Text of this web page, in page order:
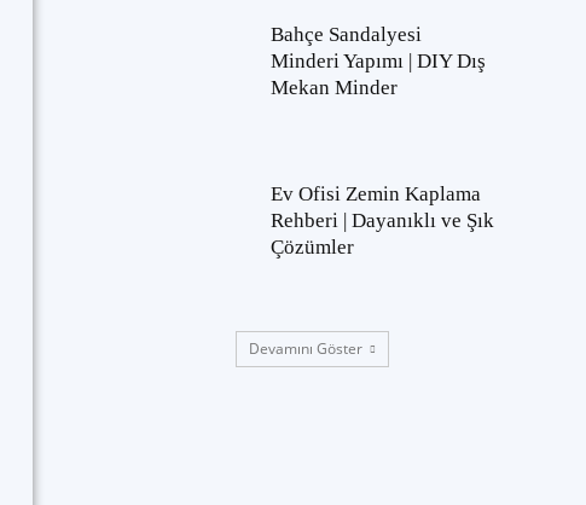
Bahçe Sandalyesi
Minderi Yapımı | DIY Dış
Mekan Minder
Ev Ofisi Zemin Kaplama
Rehberi | Dayanıklı ve Şık
Çözümler
Devamını Göster